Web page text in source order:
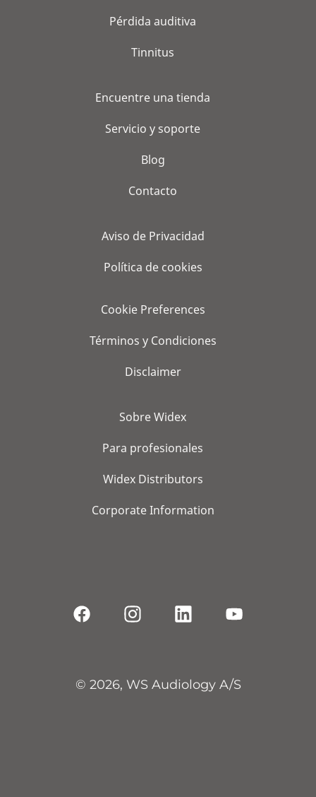
Pérdida auditiva
Tinnitus
Encuentre una tienda
Servicio y soporte
Blog
Contacto
Aviso de Privacidad
Política de cookies
Cookie Preferences
Términos y Condiciones
Disclaimer
Sobre Widex
Para profesionales
Widex Distributors
Corporate Information
© 2026, WS Audiology A/S